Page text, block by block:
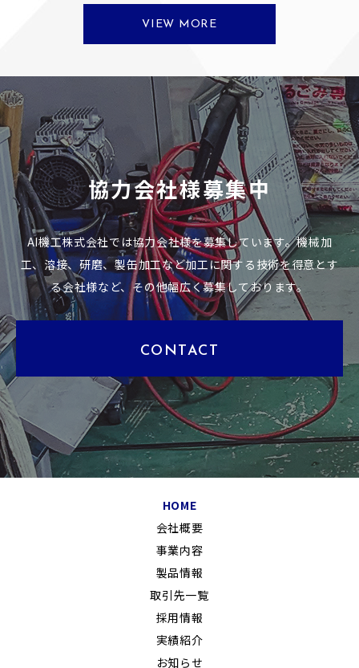
VIEW MORE
協力会社様募集中
AI機工株式会社では協力会社様を募集しています。機械加
工、溶接、研磨、製缶加工など加工に関する技術を得意とす
る会社様など、その他幅広く募集しております。
CONTACT
HOME
会社概要
事業内容
製品情報
取引先一覧
採用情報
実績紹介
お知らせ